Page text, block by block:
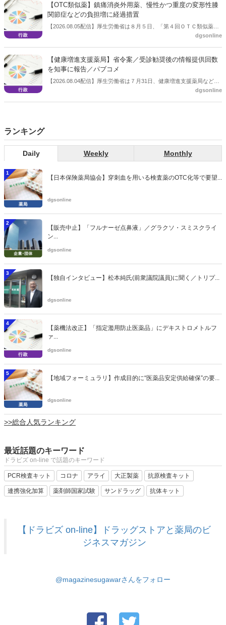
【OTC類似薬】鎮痛消炎外用薬、慢性かつ重度の変形性膝
関節症などの負担増に経過措置
【2026.08.05配信】厚生労働省は８月５日、「第４回ＯＴＣ類似薬の
保険給付の見直しの実施に向けた技術的検討会」を開催。「中間とり
会等に報告し、令和８年秋頃を目途に結論を得る予定。
dgsonline
【健康増進支援薬局】省令案／受診勧奨後の情報提供回数
を知事に報告／パブコメ
【2026.08.04配信】厚生労働省は７月31日、健康増進支援薬局などに
関する省令案を示し、パブコメを開始した。受診勧奨を行った後に、
dgsonline
ランキング
Daily Weekly Monthly
1
【日本保険薬局協会】穿刺血を用いる検査薬のOTC化等で要望...
dgsonline
2
【販売中止】「フルナーゼ点鼻液」／グラクソ・スミスクライ
ン...
dgsonline
3
【独自インタビュー】松本純氏(前衆議院議員)に聞く／トリプ...
dgsonline
4
【薬機法改正】「指定濫用防止医薬品」にデキストロメトルフ
ァ...
dgsonline
5
【地域フォーミュラリ】作成目的に“医薬品安定供給確保”の要...
dgsonline
>>総合人気ランキング
最近話題のキーワード
ドラビズ on-line で話題のキーワード
PCR検査キット コロナ アライ 大正製薬 抗原検査キット
連携強化加算 薬剤師国家試験 サンドラッグ 抗体キット
【ドラビズ on-line】ドラッグストアと薬局のビ
ジネスマガジン
@magazinesugawarさんをフォロー